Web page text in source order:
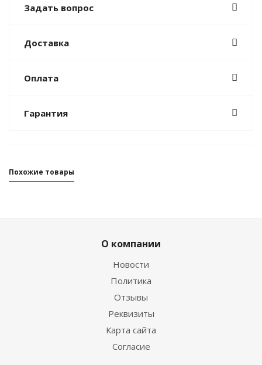
Задать вопрос
Доставка
Оплата
Гарантия
Похожие товары
65 (Без насоса)
О компании
Новости
Политика
Отзывы
Реквизиты
Карта сайта
Согласие